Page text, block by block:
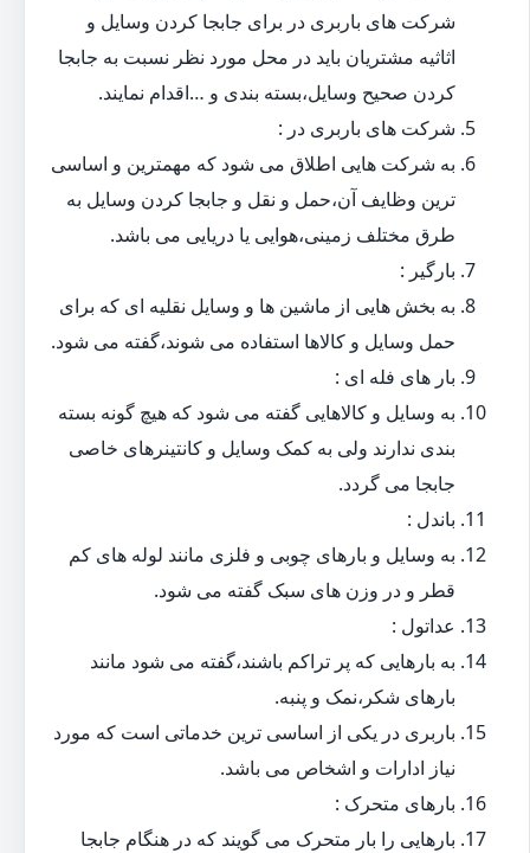
شرکت های باربری در برای جابجا کردن وسایل و
اثاثیه مشتریان باید در محل مورد نظر نسبت به جابجا
کردن صحیح وسایل،بسته بندی و …اقدام نمایند.
شرکت های باربری در :
به شرکت هایی اطلاق می شود که مهمترین و اساسی
ترین وظایف آن،حمل و نقل و جابجا کردن وسایل به
طرق مختلف زمینی،هوایی یا دریایی می باشد.
بارگیر :
به بخش هایی از ماشین ها و وسایل نقلیه ای که برای
حمل وسایل و کالاها استفاده می شوند،گفته می شود.
بار های فله ای :
به وسایل و کالاهایی گفته می شود که هیچ گونه بسته
بندی ندارند ولی به کمک وسایل و کانتینرهای خاصی
جابجا می گردد.
باندل :
به وسایل و بارهای چوبی و فلزی مانند لوله های کم
قطر و در وزن های سبک گفته می شود.
عداتول :
به بارهایی که پر تراکم باشند،گفته می شود مانند
بارهای شکر،نمک و پنبه.
باربری در یکی از اساسی ترین خدماتی است که مورد
نیاز ادارات و اشخاص می باشد.
بارهای متحرک :
بارهایی را بار متحرک می گویند که در هنگام جابجا